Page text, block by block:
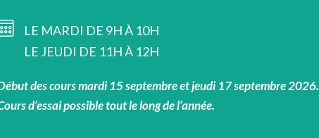
LE MARDI DE 9H À 10H
LE JEUDI DE 11H À 12H
des cours mardi 15 septembre et jeudi 17 septembre 2026.
d’essai possible tout le long de l’année.